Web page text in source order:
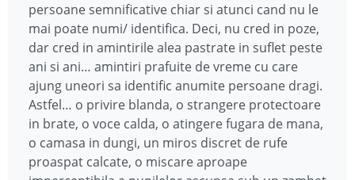
persoane semnificative chiar si atunci cand nu le
mai poate numi/ identifica. Deci, nu cred in poze,
dar cred in amintirile alea pastrate in suflet peste
ani si ani… amintiri prafuite de vreme cu care
ajung uneori sa identific anumite persoane dragi.
Astfel… o privire blanda, o strangere protectoare
in brate, o voce calda, o atingere fugara de mana,
o camasa in dungi, un miros discret de rufe
proaspat calcate, o miscare aproape